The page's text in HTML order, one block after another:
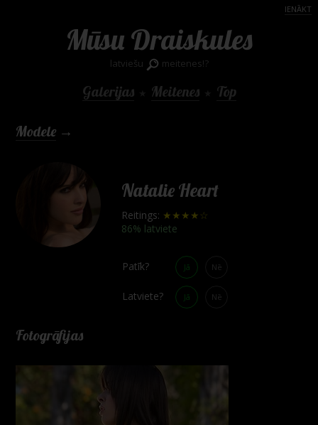
Mūsu Draiskules
latviešu meitenes!?
Galerijas★ Meitenes★ Top
IENĀKT
Modele →
Natalie Heart
Reitings: ★★★★☆
86% latviete
Patīk? Jā Nē
Latviete? Jā Nē
Fotogrāfijas